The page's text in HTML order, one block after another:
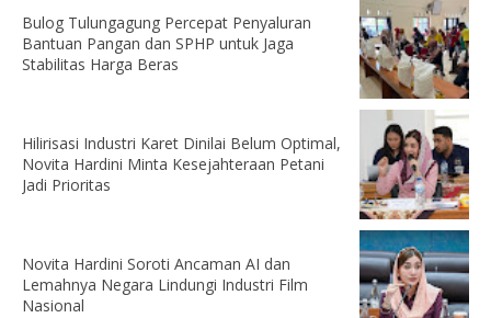
Bulog Tulungagung Percepat Penyaluran
Bantuan Pangan dan SPHP untuk Jaga
Stabilitas Harga Beras
Hilirisasi Industri Karet Dinilai Belum Optimal,
Novita Hardini Minta Kesejahteraan Petani
Jadi Prioritas
Novita Hardini Soroti Ancaman AI dan
Lemahnya Negara Lindungi Industri Film
Nasional